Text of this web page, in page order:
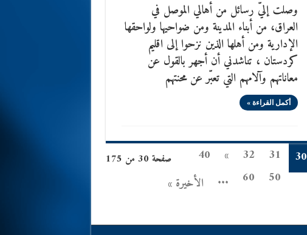
وصلت إليّ رسائل من أهالي الموصل في
العراق، من أبناء المدينة ومن ضواحيها ولواحقها
الإدارية ومن أهلها الذين نزحوا إلى اقليم
كردستان ، تناشدني أن أجهر بالقول عن
معاناتهم وآلامهم التي تعبّر عن محنتهم
أكمل القراءة »
صفحة 30 من 175 30
31
32
»
40
50
60
... الأخيرة »